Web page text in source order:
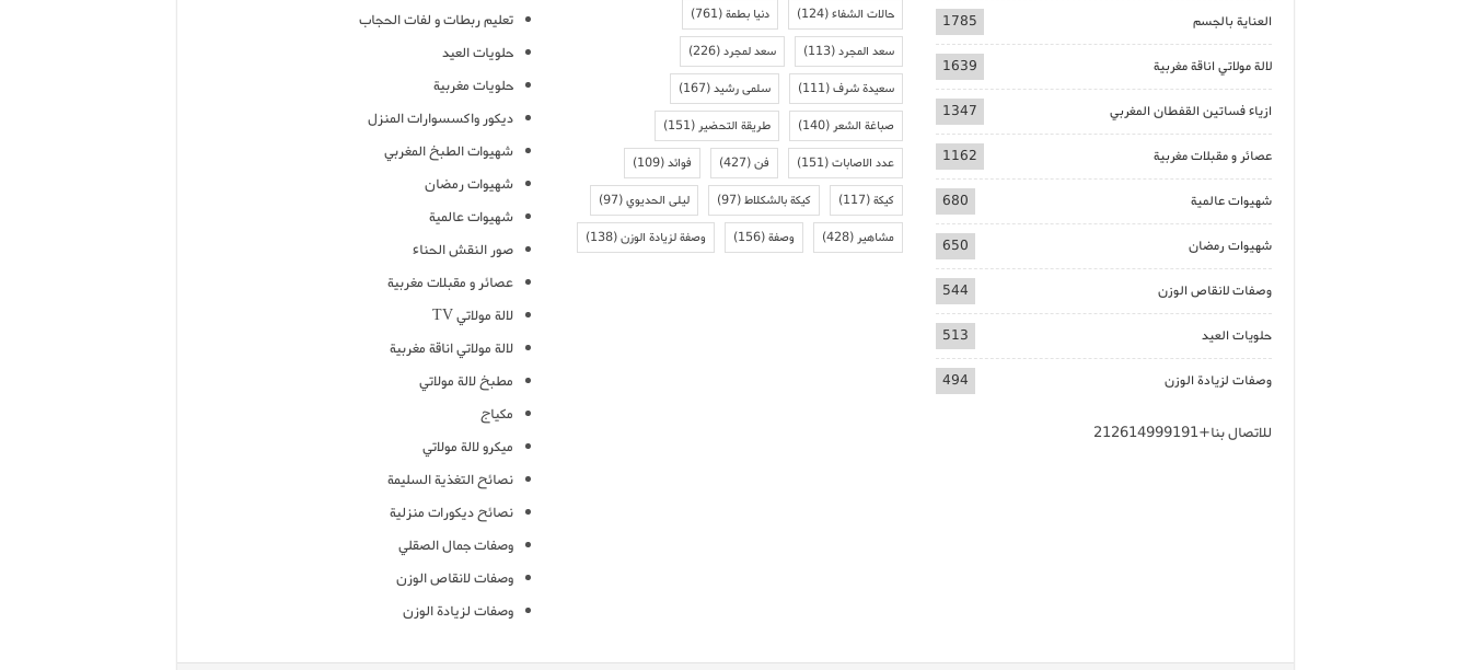
العناية بالجسم 1785
لالة مولاتي اناقة مغربية 1639
ازياء فساتين القفطان المغربي 1347
عصائر و مقبلات مغربية 1162
شهيوات عالمية 680
شهيوات رمضان 650
وصفات لانقاص الوزن 544
حلويات العيد 513
وصفات لزيادة الوزن 494
للاتصال بنا+212614999191
حالات الشفاء(124) دنيا بطمة(761)
سعد المجرد(113) سعد لمجرد(226)
سعيدة شرف(111) سلمى رشيد(167)
صباغة الشعر(140) طريقة التحضير(151)
عدد الاصابات(151) فن(427) فوائد(109)
كيكة(117) كيكة بالشكلاط(97) ليلى الحديوي(97)
مشاهير(428) وصفة(156) وصفة لزيادة الوزن(138)
تعليم ربطات و لفات الحجاب
حلويات العيد
حلويات مغربية
ديكور واكسسوارات المنزل
شهيوات الطبخ المغربي
شهيوات رمضان
شهيوات عالمية
صور النقش الحناء
عصائر و مقبلات مغربية
لالة مولاتي TV
لالة مولاتي اناقة مغربية
مطبخ لالة مولاتي
مكياج
ميكرو لالة مولاتي
نصائح التغذية السليمة
نصائح ديكورات منزلية
وصفات جمال الصقلي
وصفات لانقاص الوزن
وصفات لزيادة الوزن